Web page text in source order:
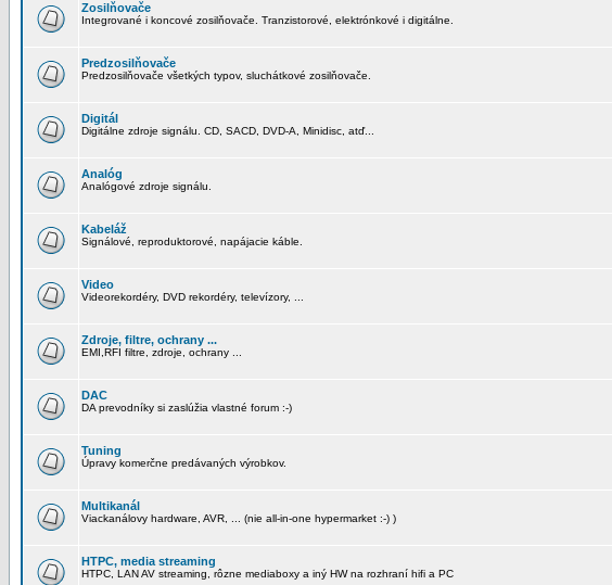
Zosilňovače
Integrované i koncové zosilňovače. Tranzistorové, elektrónkové i digitálne.
Predzosilňovače
Predzosilňovače všetkých typov, sluchátkové zosilňovače.
Digitál
Digitálne zdroje signálu. CD, SACD, DVD-A, Minidisc, atď...
Analóg
Analógové zdroje signálu.
Kabeláž
Signálové, reproduktorové, napájacie káble.
Video
Videorekordéry, DVD rekordéry, televízory, ...
Zdroje, filtre, ochrany ...
EMI,RFI filtre, zdroje, ochrany ...
DAC
DA prevodníky si zaslúžia vlastné forum :-)
Tuning
Úpravy komerčne predávaných výrobkov.
Multikanál
Viackanálovy hardware, AVR, ... (nie all-in-one hypermarket :-) )
HTPC, media streaming
HTPC, LAN AV streaming, rôzne mediaboxy a iný HW na rozhraní hifi a PC